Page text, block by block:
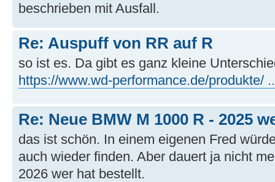
beschrieben mit Ausfall.
Re: Auspuff von RR auf R
so ist es. Da gibt es ganz kleine
https://www.wd-performance.de/produkte/
Re: Neue BMW M 1000 R - 2025
das ist schön. In einem eigenen Fred
auch wieder finden. Aber dauert ja nicht
2026 wer hat bestellt.